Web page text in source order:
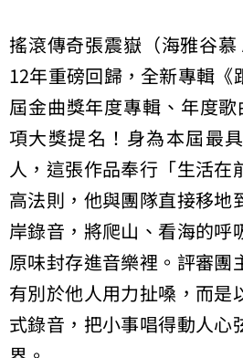
搖滾傳奇張震嶽（海雅谷
12年重磅回歸，全新專輯《
屆金曲獎年度專輯、年度
項大獎提名！身為本屆最
人，這張作品奉行「生活在
高法則，他與團隊直接移地
岸錄音，將爬山、看海的呼
原味封存進音樂裡。評審團
有別於他人用力扯嗓，而是
式錄音，把小事唱得動人心